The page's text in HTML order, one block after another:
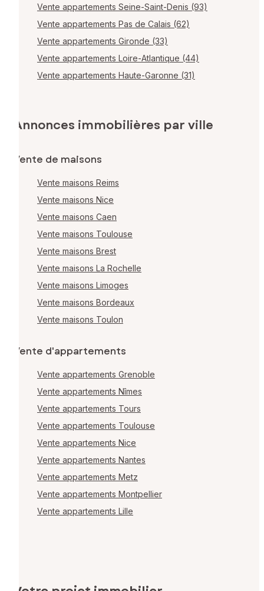
Vente appartements Seine-Saint-Denis (93)
Vente appartements Pas de Calais (62)
Vente appartements Gironde (33)
Vente appartements Loire-Atlantique (44)
Vente appartements Haute-Garonne (31)
Annonces immobilières par ville
Vente de maisons
Vente maisons Reims
Vente maisons Nice
Vente maisons Caen
Vente maisons Toulouse
Vente maisons Brest
Vente maisons La Rochelle
Vente maisons Limoges
Vente maisons Bordeaux
Vente maisons Toulon
Vente d'appartements
Vente appartements Grenoble
Vente appartements Nîmes
Vente appartements Tours
Vente appartements Toulouse
Vente appartements Nice
Vente appartements Nantes
Vente appartements Metz
Vente appartements Montpellier
Vente appartements Lille